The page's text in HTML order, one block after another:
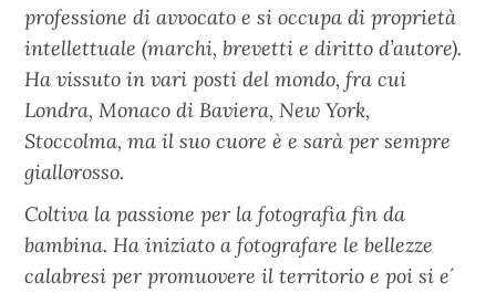
professione di avvocato e si occupa di proprietà
intellettuale (marchi, brevetti e diritto d’autore).
Ha vissuto in vari posti del mondo, fra cui
Londra, Monaco di Baviera, New York,
Stoccolma, ma il suo cuore è e sarà per sempre
giallorosso.
Coltiva la passione per la fotografia fin da
bambina. Ha iniziato a fotografare le bellezze
calabresi per promuovere il territorio e poi si e´